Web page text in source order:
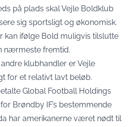
på plads skal Vejle Boldklub
sig sportsligt og økonomisk.
kan ifølge Bold muligvis tilslutte
nærmeste fremtid.
klubhandler er Vejle
for et relativt lavt beløb.
Global Football Holdings
Brøndby IF’s bestemmende
har amerikanerne været nødt til